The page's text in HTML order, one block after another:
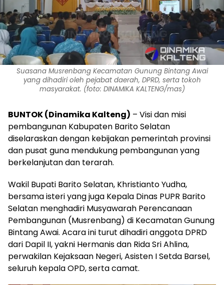
Suasana Musrenbang Kecamatan Gunung Bintang Awai
yang dihadiri oleh pejabat daerah, DPRD, serta tokoh
masyarakat. (foto: DINAMIKA KALTENG/mas)
BUNTOK (Dinamika Kalteng) – Visi dan misi
pembangunan Kabupaten Barito Selatan
diselaraskan dengan kebijakan pemerintah provinsi
dan pusat guna mendukung pembangunan yang
berkelanjutan dan terarah.
Wakil Bupati Barito Selatan, Khristianto Yudha,
bersama isteri yang juga Kepala Dinas PUPR Barito
Selatan menghadiri Musyawarah Perencanaan
Pembangunan (Musrenbang) di Kecamatan Gunung
Bintang Awai. Acara ini turut dihadiri anggota DPRD
dari Dapil II, yakni Hermanis dan Rida Sri Ahlina,
perwakilan Kejaksaan Negeri, Asisten I Setda Barsel,
seluruh kepala OPD, serta camat.